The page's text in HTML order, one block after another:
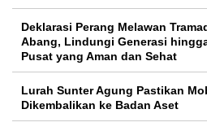
Deklarasi Perang Melawan
Abang, Lindungi Generasi
Pusat yang Aman dan Sehat
Lurah Sunter Agung Pastikan
Dikembalikan ke Badan Aset